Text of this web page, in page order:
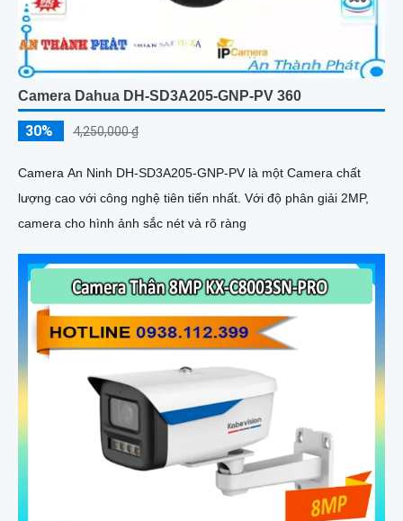
Camera Dahua DH-SD3A205-GNP-PV 360
30% 4,250,000 ₫
Camera An Ninh DH-SD3A205-GNP-PV là một Camera chất
lượng cao với công nghệ tiên tiến nhất. Với độ phân giải 2MP,
camera cho hình ảnh sắc nét và rõ ràng